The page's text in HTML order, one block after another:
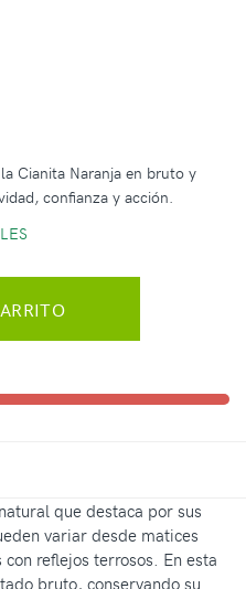
Cianita Naranja en bruto y
confianza y acción.
que destaca por sus
variar desde matices
reflejos terrosos. En esta
bruto, conservando su